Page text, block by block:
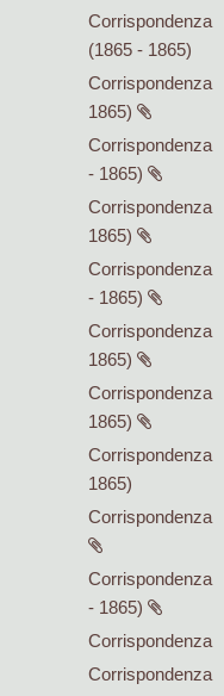
Corrispondenza
(1865 - 1865)
Corrispondenza
1865)
Corrispondenza
- 1865)
Corrispondenza
1865)
Corrispondenza
- 1865)
Corrispondenza
1865)
Corrispondenza
1865)
Corrispondenza
1865)
Corrispondenza
Corrispondenza
- 1865)
Corrispondenza
Corrispondenza